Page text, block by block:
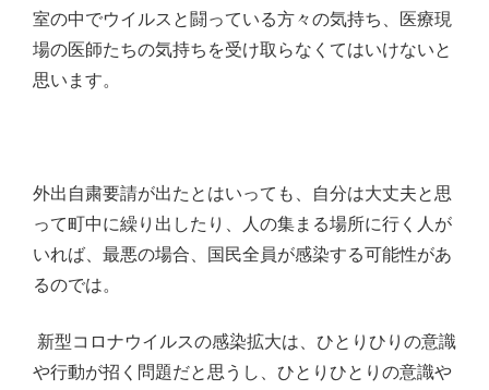
室の中でウイルスと闘っている方々の気持ち、医療現
場の医師たちの気持ちを受け取らなくてはいけないと
思います。
外出自粛要請が出たとはいっても、自分は大丈夫と思
って町中に繰り出したり、人の集まる場所に行く人が
いれば、最悪の場合、国民全員が感染する可能性があ
るのでは。
新型コロナウイルスの感染拡大は、ひとりひりの意識
や行動が招く問題だと思うし、ひとりひとりの意識や